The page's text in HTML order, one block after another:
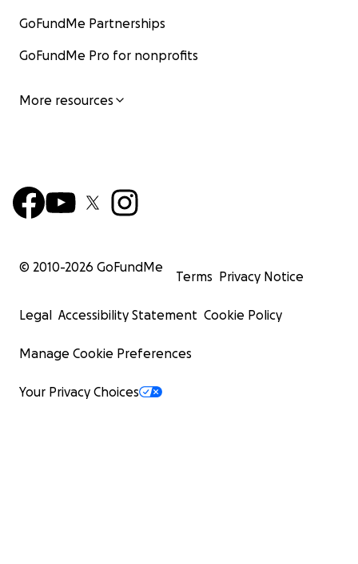
GoFundMe Partnerships
GoFundMe Pro for nonprofits
More resources
© 2010-2026 GoFundMe
Terms Privacy Notice
Legal Accessibility Statement Cookie Policy
Manage Cookie Preferences
Your Privacy Choices